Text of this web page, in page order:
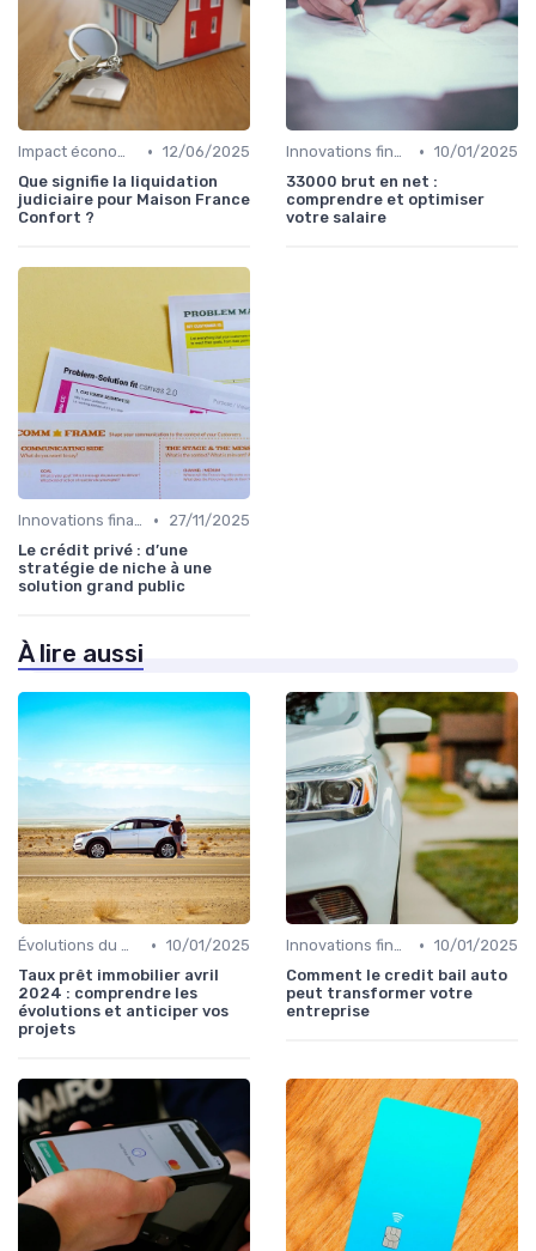
Impact économique et social • 12/06/2025
Que signifie la liquidation
judiciaire pour Maison France
Confort ?
Innovations financières • 10/01/2025
33000 brut en net :
comprendre et optimiser
votre salaire
Innovations financières •
27/11/2025
Le crédit privé : d’une
stratégie de niche à une
solution grand public
À lire aussi
Évolutions du marché du crédit • 10/01/2025
Taux prêt immobilier avril
2024 : comprendre les
évolutions et anticiper vos
projets
Innovations financières • 10/01/2025
Comment le credit bail auto
peut transformer votre
entreprise